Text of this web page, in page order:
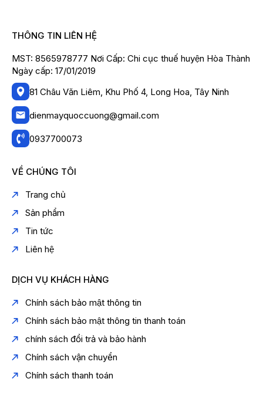
THÔNG TIN LIÊN HỆ
MST: 8565978777 Nơi Cấp: Chi cục thuế huyện Hòa Thành
Ngày cấp: 17/01/2019
81 Châu Văn Liêm, Khu Phố 4, Long Hoa, Tây Ninh
dienmayquoccuong@gmail.com
0937700073
VỀ CHÚNG TÔI
Trang chủ
Sản phẩm
Tin tức
Liên hệ
DỊCH VỤ KHÁCH HÀNG
Chính sách bảo mật thông tin
Chính sách bảo mật thông tin thanh toán
chính sách đổi trả và bảo hành
Chính sách vận chuyển
Chính sách thanh toán